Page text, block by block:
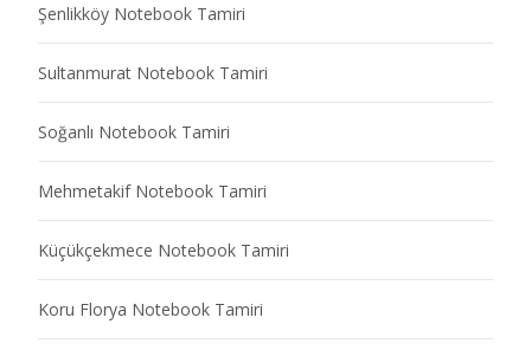
Şenlikköy Notebook Tamiri
Sultanmurat Notebook Tamiri
Soğanlı Notebook Tamiri
Mehmetakif Notebook Tamiri
Küçükçekmece Notebook Tamiri
Koru Florya Notebook Tamiri